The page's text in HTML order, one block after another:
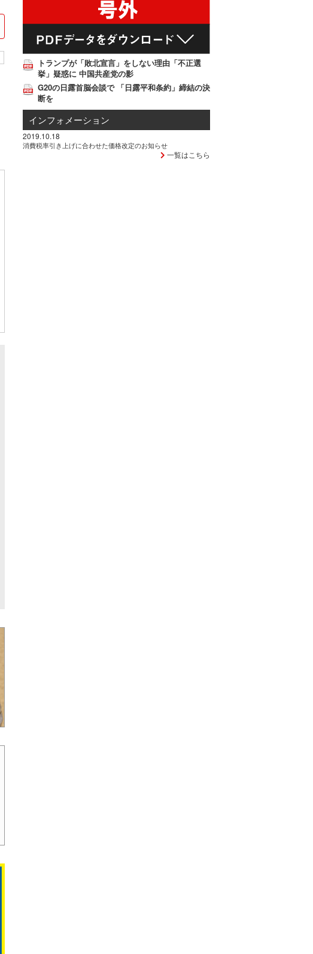
トランプが「敗北宣言」をしない理由「不正選
挙」疑惑に 中国共産党の影
G20の日露首脳会談で 「日露平和条約」締結の決
断を
インフォメーション
2019.10.18
消費税率引き上げに合わせた価格改定のお知らせ
一覧はこちら